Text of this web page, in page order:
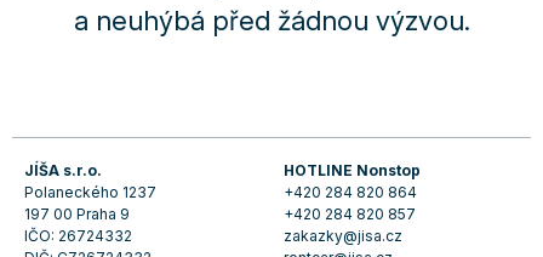
a neuhýbá před žádnou výzvou.
JÍŠA s.r.o.
Polaneckého 1237
197 00 Praha 9
IČO: 26724332
HOTLINE Nonstop
+420 284 820 864
+420 284 820 857
zakazky@jisa.cz